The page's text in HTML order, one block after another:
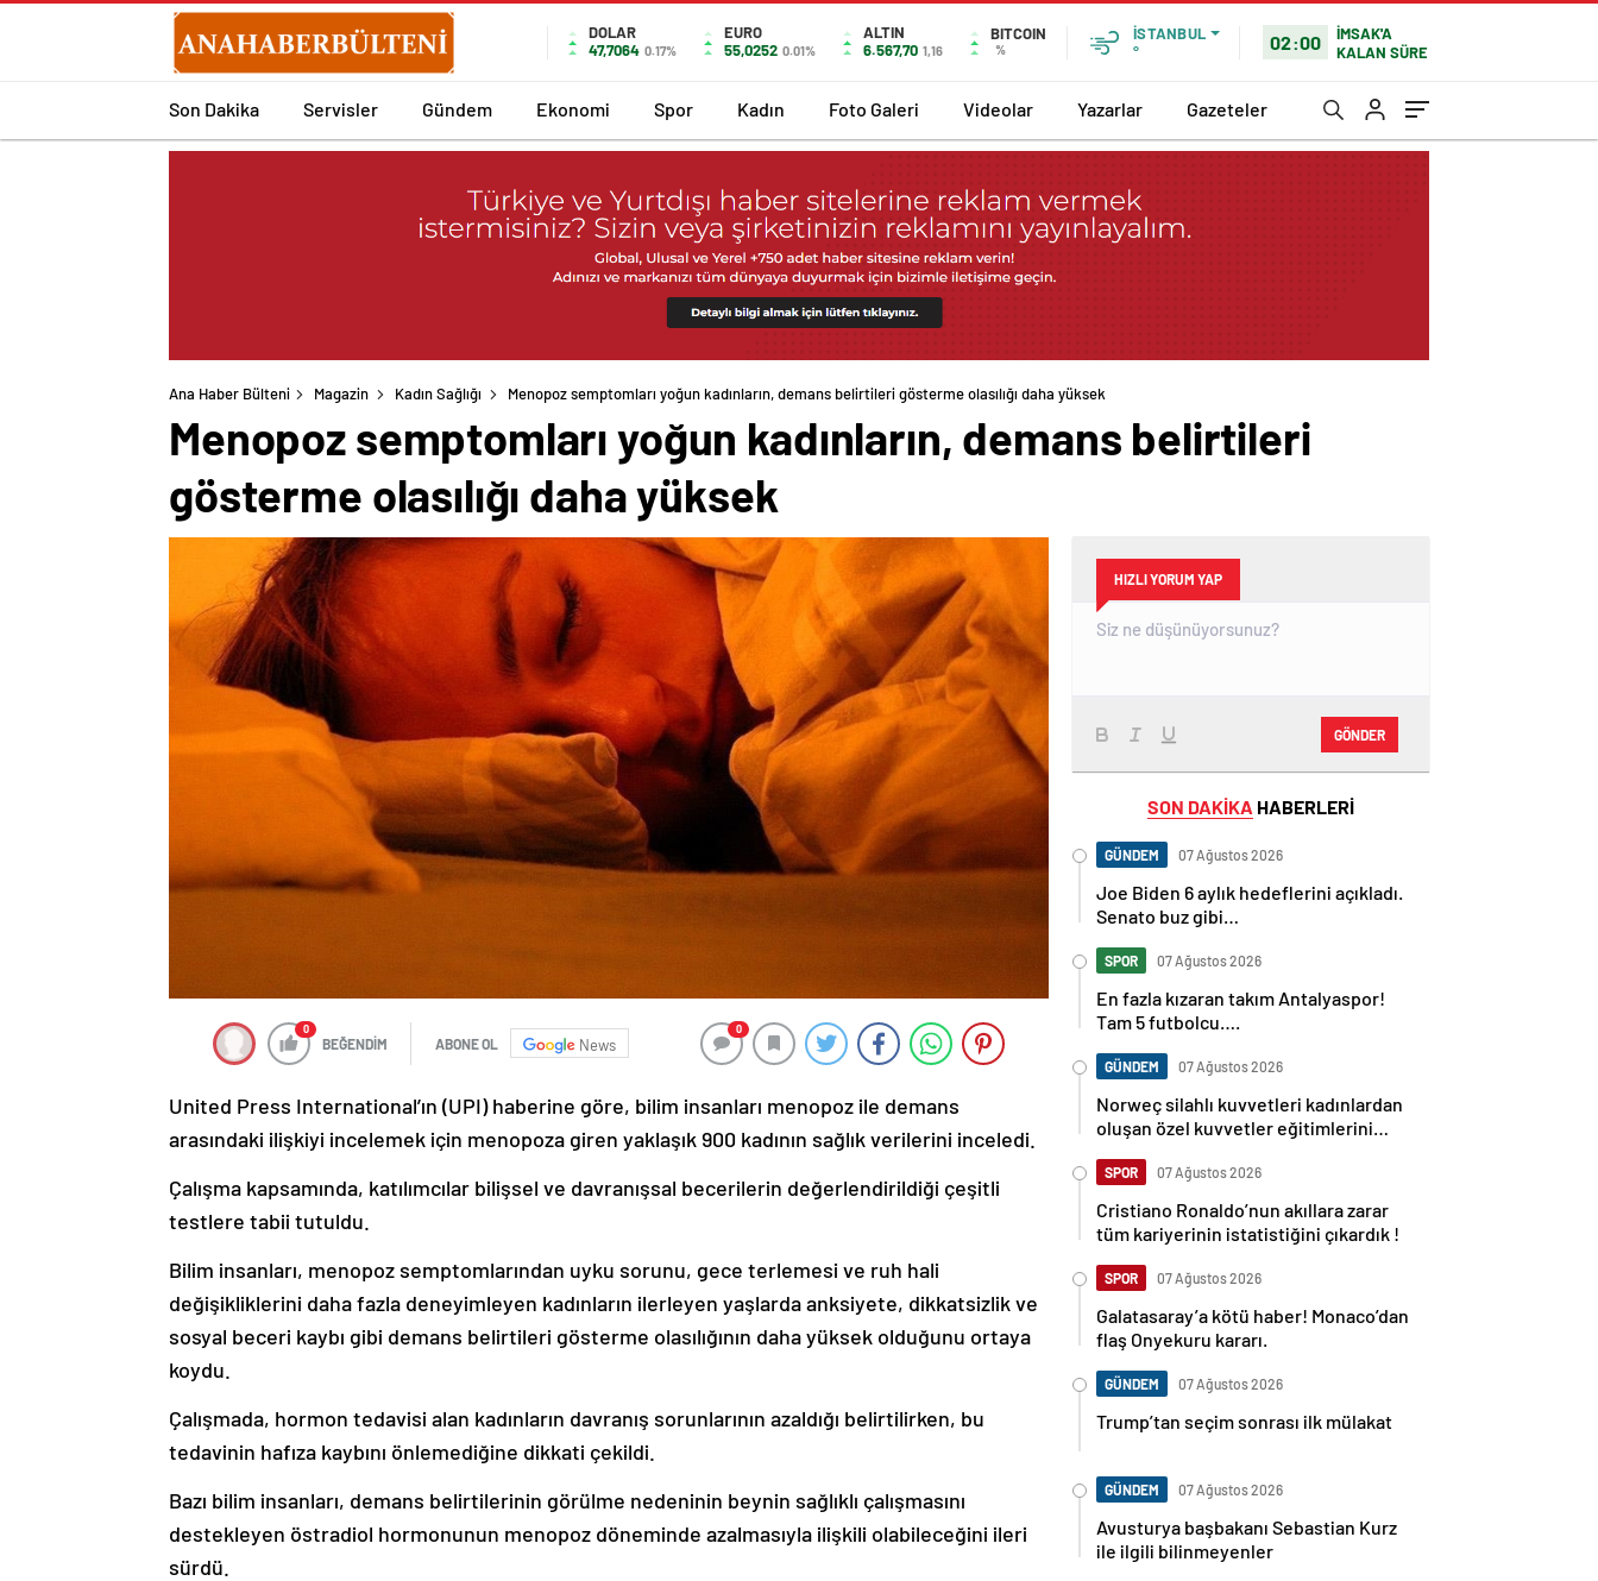
DOLAR
47,7064 0.17%
EURO
55,0252 0.01%
ALTIN
6.567,70 1,16
BITCOIN
%
İSTANBUL
°
02:00
İMSAK'A
KALAN SÜRE
Son Dakika Servisler Gündem Ekonomi Spor Kadın Foto Galeri Videolar Yazarlar Gazeteler
Ana Haber Bülteni Magazin Kadın Sağlığı Menopoz semptomları yoğun kadınların, demans belirtileri gösterme olasılığı daha yüksek
Menopoz semptomları yoğun kadınların, demans belirtileri
gösterme olasılığı daha yüksek
0
BEĞENDİM ABONE OL News
0
United Press International’ın (UPI) haberine göre, bilim insanları menopoz ile demans
arasındaki ilişkiyi incelemek için menopoza giren yaklaşık 900 kadının sağlık verilerini inceledi.
Çalışma kapsamında, katılımcılar bilişsel ve davranışsal becerilerin değerlendirildiği çeşitli
testlere tabii tutuldu.
Bilim insanları, menopoz semptomlarından uyku sorunu, gece terlemesi ve ruh hali
değişikliklerini daha fazla deneyimleyen kadınların ilerleyen yaşlarda anksiyete, dikkatsizlik ve
sosyal beceri kaybı gibi demans belirtileri gösterme olasılığının daha yüksek olduğunu ortaya
koydu.
Çalışmada, hormon tedavisi alan kadınların davranış sorunlarının azaldığı belirtilirken, bu
tedavinin hafıza kaybını önlemediğine dikkati çekildi.
Bazı bilim insanları, demans belirtilerinin görülme nedeninin beynin sağlıklı çalışmasını
destekleyen östradiol hormonunun menopoz döneminde azalmasıyla ilişkili olabileceğini ileri
sürdü.
HIZLI YORUM YAP
GÖNDER
SON DAKİKA HABERLERİ
GÜNDEM 07 Ağustos 2026
Joe Biden 6 aylık hedeflerini açıkladı.
Senato buz gibi…
SPOR 07 Ağustos 2026
En fazla kızaran takım Antalyaspor!
Tam 5 futbolcu….
GÜNDEM 07 Ağustos 2026
Norweç silahlı kuvvetleri kadınlardan
oluşan özel kuvvetler eğitimlerini
SPOR 07 Ağustos 2026
Cristiano Ronaldo’nun akıllara zarar
tüm kariyerinin istatistiğini çıkardık !
SPOR 07 Ağustos 2026
Galatasaray’a kötü haber! Monaco’dan
flaş Onyekuru kararı.
GÜNDEM 07 Ağustos 2026
Trump’tan seçim sonrası ilk mülakat
GÜNDEM 07 Ağustos 2026
Avusturya başbakanı Sebastian Kurz
ile ilgili bilinmeyenler